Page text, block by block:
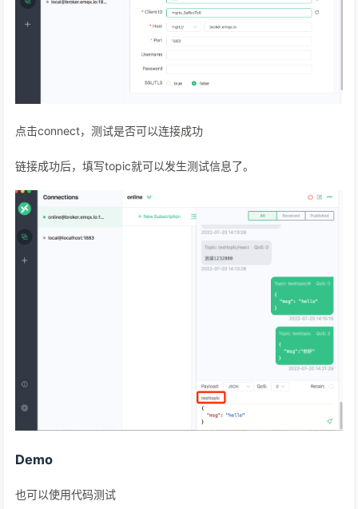
点击connect，测试是否可以连接成功
链接成功后，填写topic就可以发生测试信息了。
Demo
也可以使用代码测试